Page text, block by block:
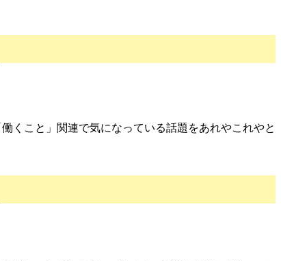
くこと」関連で気になっている話題をあれやこれやと